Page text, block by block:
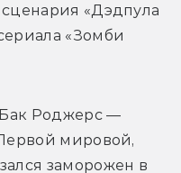
сценария «Дэдпула
«Зомби
Роджерс —
мировой,
заморожен в